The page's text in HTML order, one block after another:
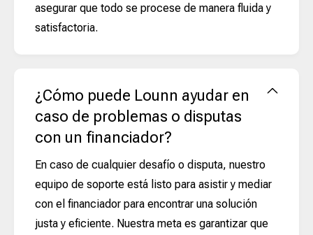
asegurar que todo se procese de manera fluida y
satisfactoria.
¿Cómo puede Lounn ayudar en
caso de problemas o disputas
con un financiador?
En caso de cualquier desafío o disputa, nuestro
equipo de soporte está listo para asistir y mediar
con el financiador para encontrar una solución
justa y eficiente. Nuestra meta es garantizar que